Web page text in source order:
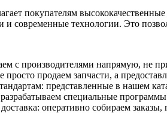
покупателям
современные технологии. Это
с производителями напрямую, не
просто продаем запчасти, а
представленные в нашем
специальные
доставка: оперативно собираем